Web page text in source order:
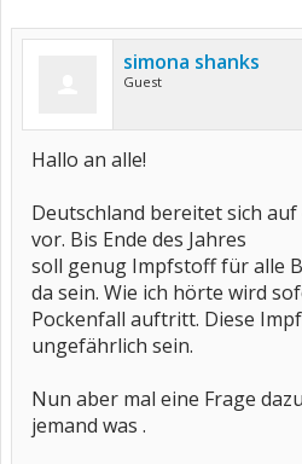
simona shanks
Guest
Hallo an alle!
Deutschland bereitet sich
vor. Bis Ende des Jahres
soll genug Impfstoff für alle
da sein. Wie ich hörte wird
Pockenfall auftritt. Diese
ungefährlich sein.
Nun aber mal eine Frage
jemand was .